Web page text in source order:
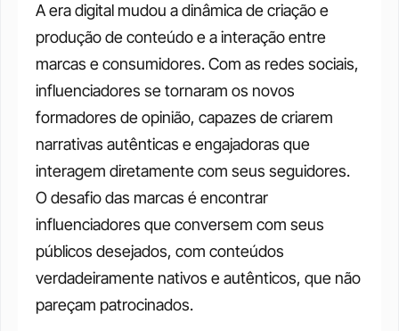
A era digital mudou a dinâmica de criação e
produção de conteúdo e a interação entre
marcas e consumidores. Com as redes sociais,
influenciadores se tornaram os novos
formadores de opinião, capazes de criarem
narrativas autênticas e engajadoras que
interagem diretamente com seus seguidores.
O desafio das marcas é encontrar
influenciadores que conversem com seus
públicos desejados, com conteúdos
verdadeiramente nativos e autênticos, que não
pareçam patrocinados.